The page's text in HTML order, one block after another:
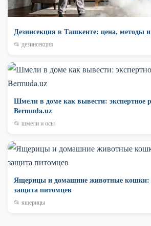
Дезинсекция в Ташкенте: цена, методы
📂 дезинсекция
Шмели в доме как вывести: экспертное
Bermuda.uz
📂 шмели и осы
Ящерицы и домашние животные кошки:
защита питомцев
📂 ящерицы